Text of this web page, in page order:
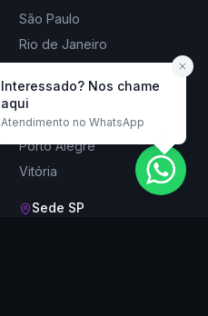
Interessado? Nos chame
aqui
Atendimento no WhatsApp
São Paulo
Rio de Janeiro
Curitiba
Florianópolis
Porto Alegre
Vitória
Sede SP